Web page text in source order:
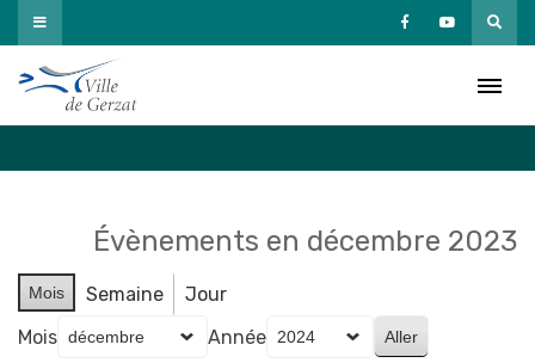
Passer
au
contenu
Évènements en décembre 2023
Mois Semaine
Jour
Mois
Année